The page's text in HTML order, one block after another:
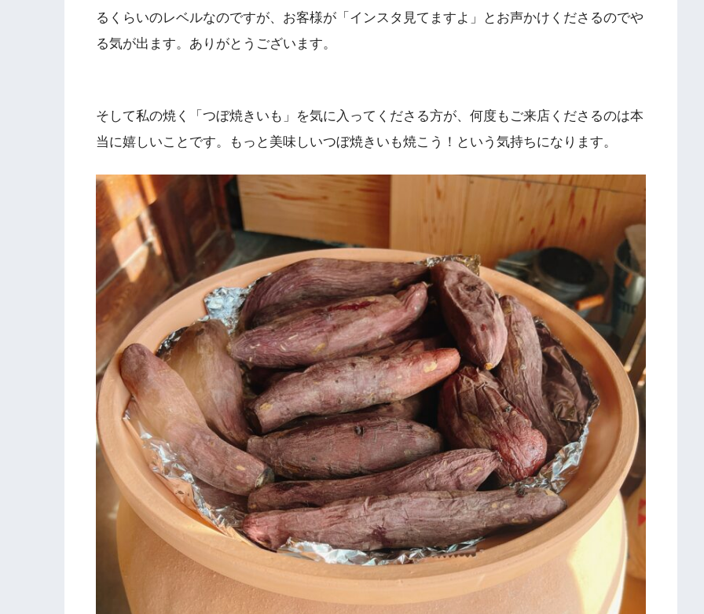
るくらいのレベルなのですが、お客様が「インスタ見てますよ」とお声かけくださるのでや
る気が出ます。ありがとうございます。
そして私の焼く「つぼ焼きいも」を気に入ってくださる方が、何度もご来店くださるのは本
当に嬉しいことです。もっと美味しいつぼ焼きいも焼こう！という気持ちになります。